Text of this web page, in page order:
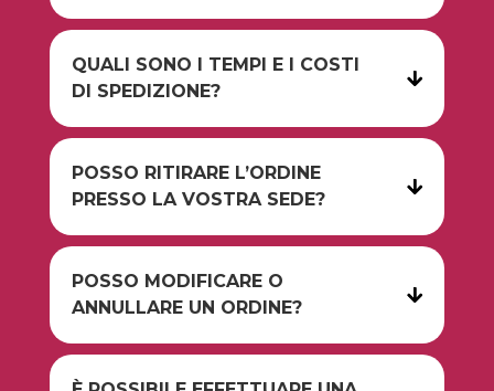
QUALI SONO I TEMPI E I COSTI
DI SPEDIZIONE?
POSSO RITIRARE L’ORDINE
PRESSO LA VOSTRA SEDE?
POSSO MODIFICARE O
ANNULLARE UN ORDINE?